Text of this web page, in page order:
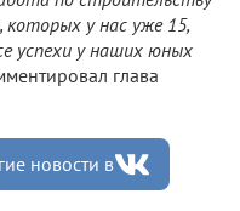
которых у нас уже 15,
успехи у наших юных
глава
новости в